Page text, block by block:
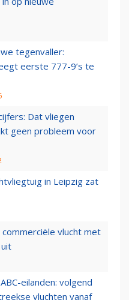
tegenvaller:
eerste 777-9’s te
Dat vliegen
geen probleem voor
in Leipzig zat
vlucht met
eilanden: volgend
vluchten vanaf